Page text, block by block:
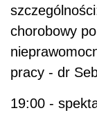
chorobowy
pracy - dr
19:00 -